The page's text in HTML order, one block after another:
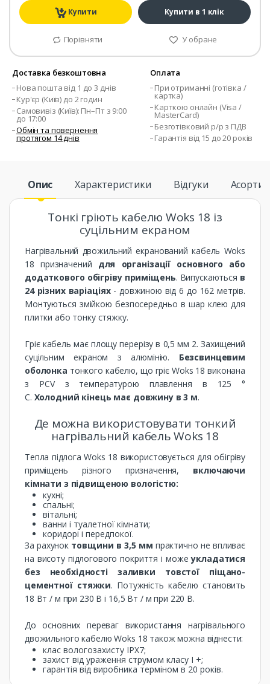
Купити Купити в 1 клік
Порівняти У обране
Доставка безкоштовна
Нова пошта від 1 до 3 днів
Кур'єр (Київ) до 2 годин
Самовивіз (Київ): Пн–Пт з 9:00
до 17:00
Обмін та повернення
протягом 14 днів
Оплата
При отриманні (готівка /
картка)
Карткою онлайн (Visa /
MasterCard)
Безготівковий р/р з ПДВ
Гарантія від 15 до 20 років
Опис Характеристики Відгуки
Тонкі гріють кабелю Woks 18 із
суцільним екраном
Нагрівальний двожильний екранований кабель Woks
18 призначений для організації основного або
додаткового обігріву приміщень. Випускаються в
24 різних варіаціях- довжиною від 6 до 162 метрів.
Монтуються змійкою безпосередньо в шар клею для
плитки або тонку стяжку.
Гріє кабель має площу перерізу в 0,5 мм 2. Захищений
суцільним екраном з алюмінію. Безсвинцевим
оболонка тонкого кабелю, що гріє Woks 18 виконана
з PCV з температурою плавлення в 125 °
С. Холодний кінець має довжину в 3 м.
Де можна використовувати тонкий
нагрівальний кабель Woks 18
Тепла підлога Woks 18 використовується для обігріву
приміщень різного призначення, включаючи
кімнати з підвищеною вологістю:
кухні;
спальні;
вітальні;
ванни і туалетної кімнати;
коридорі і передпокої.
За рахунок товщини в 3,5 мм практично не впливає
на висоту підлогового покриття і можеукладатися
без необхідності заливки товстої піщано-
цементної стяжки. Потужність кабелю становить
18 Вт / м при 230 В і 16,5 Вт / м при 220 В.
До основних переваг використання нагрівального
двожильного кабелю Woks 18 також можна віднести:
клас вологозахисту IPX7;
захист від ураження струмом класу I +;
гарантія від виробника терміном в 20 років.